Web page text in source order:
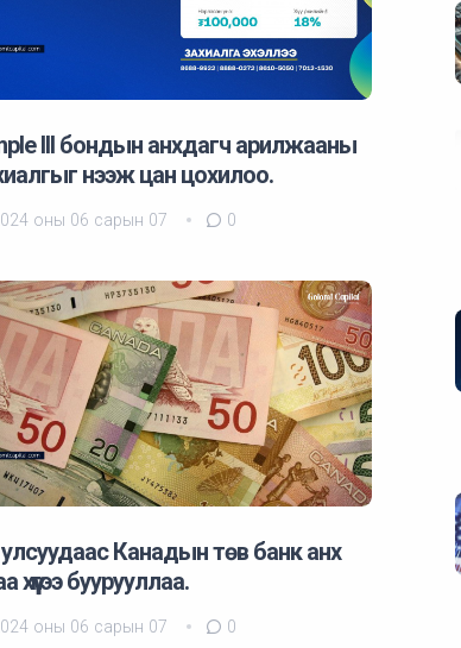
III бондын анхдагч арилжааны
нээж цан цохилоо.
оны 06 сарын 07 0
Канадын төв банк анх
хүүгээ буурууллаа.
оны 06 сарын 07 0